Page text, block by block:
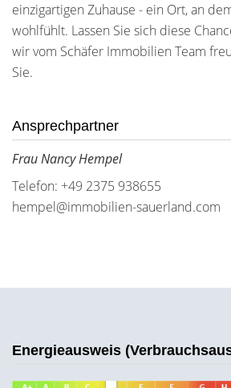
einzigartigen Zuhause - ein Ort, an
wohlfühlt. Lassen Sie sich diese
wir vom Schäfer Immobilien Team
Sie.
Ansprechpartner
Frau Nancy Hempel
Telefon: +49 2375 938655
hempel@immobilien-sauerland.com
Energieausweis